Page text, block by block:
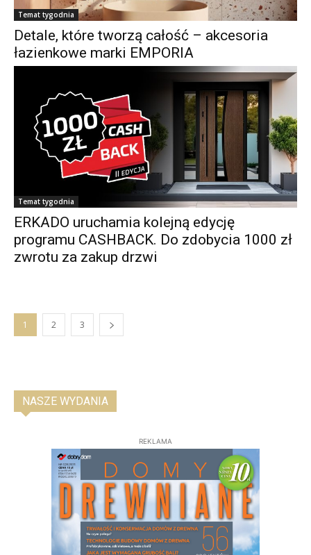
Temat tygodnia
Detale, które tworzą całość – akcesoria
łazienkowe marki EMPORIA
Temat tygodnia
ERKADO uruchamia kolejną edycję
programu CASHBACK. Do zdobycia 1000 zł
zwrotu za zakup drzwi
1 2 3
NASZE WYDANIA
REKLAMA